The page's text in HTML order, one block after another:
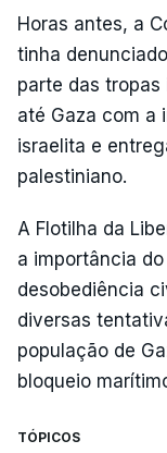
Horas antes, a
tinha
parte das
até Gaza com a
israelita e
palestiniano.
A Flotilha da
a importância
desobediência
diversas
população de
bloqueio
TÓPICOS